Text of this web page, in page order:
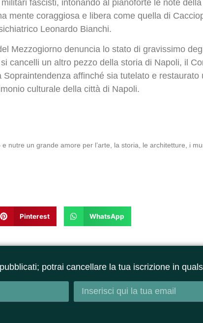
fascisti, intonando al pianoforte le note
mente coraggiosa e libera come quella di
Leonardo Bianchi.
Mezzogiorno denuncia lo stato di gravissimo
cancelli un altro pezzo della storia di Napoli, il
affinché sia tutelato e
culturale della città di Napoli.
nutre un grande amore per l’arte, la storia, le architetture, i
Pinterest WhatsApp
potrai cancellare la tua iscrizione in